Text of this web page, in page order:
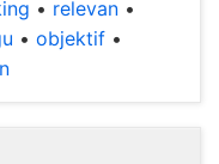
• relevan •
• objektif •